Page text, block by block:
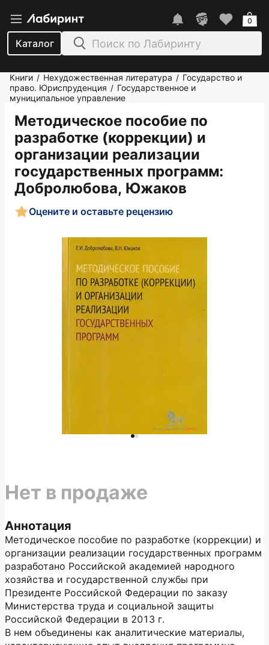
Каталог
0
Книги / Нехудожественная литература / Государство и
право. Юриспруденция / Государственное и
муниципальное управление
Методическое пособие по
разработке (коррекции) и
организации реализации
государственных программ:
Добролюбова, Южаков
Оцените и оставьте рецензию
Аннотация
Методическое пособие по разработке (коррекции) и
организации реализации государственных программ
разработано Российской академией народного
хозяйства и государственной службы при
Президенте Российской Федерации по заказу
Министерства труда и социальной защиты
Российской Федерации в 2013 г.
В нем объединены как аналитические материалы,
Нет в продаже